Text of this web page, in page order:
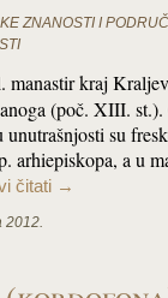
ZNANOSTI I
manastir kraj
(poč. XIII.
unutrašnjosti su
arhiepiskopa, a u
čitati →
2012.